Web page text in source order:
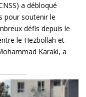
a débloqué
pour soutenir le
défis depuis le
le Hezbollah et
Karaki, a